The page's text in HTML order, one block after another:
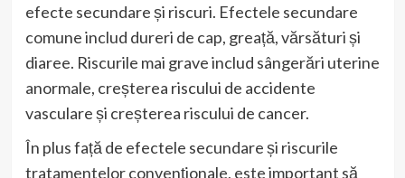
efecte secundare și riscuri. Efectele secundare
comune includ dureri de cap, greață, vărsături și
diaree. Riscurile mai grave includ sângerări uterine
anormale, creșterea riscului de accidente
vasculare și creșterea riscului de cancer.
În plus față de efectele secundare și riscurile
tratamentelor convenționale, este important să